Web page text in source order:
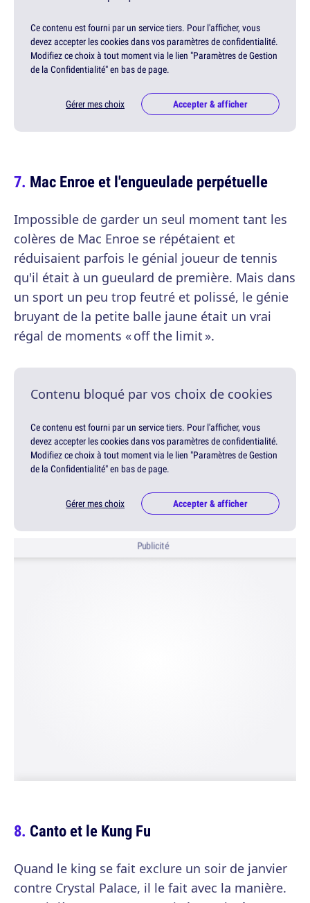
Ce contenu est fourni par un service tiers. Pour l'afficher, vous
devez accepter les cookies dans vos paramètres de confidentialité.
Modifiez ce choix à tout moment via le lien "Paramètres de Gestion
de la Confidentialité" en bas de page.
Gérer mes choix Accepter & afficher
Mac Enroe et l'engueulade perpétuelle
Impossible de garder un seul moment tant les
colères de Mac Enroe se répétaient et
réduisaient parfois le génial joueur de tennis
qu'il était à un gueulard de première. Mais dans
un sport un peu trop feutré et polissé, le génie
bruyant de la petite balle jaune était un vrai
régal de moments « off the limit ».
Contenu bloqué par vos choix de cookies
Ce contenu est fourni par un service tiers. Pour l'afficher, vous
devez accepter les cookies dans vos paramètres de confidentialité.
Modifiez ce choix à tout moment via le lien "Paramètres de Gestion
de la Confidentialité" en bas de page.
Gérer mes choix Accepter & afficher
Publicité
Canto et le Kung Fu
Quand le king se fait exclure un soir de janvier
contre Crystal Palace, il le fait avec la manière.